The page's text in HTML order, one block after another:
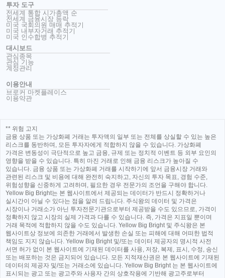
투자 도구
전세계 통합 시가총액 순
전세계 금융시장 등락
미국 국회의원 매매 추적기
미국 내부자거래 추적기
미국 인수합병 추적기
대시보드
관심종목
관심 기능
계정관리
이용안내
브로커 마켓플레이스
이용약관
** 위험 고지
금융 상품 또는 가상화폐 거래는 투자액의 일부 또는 전체를 상실할 수 있는 높은
리스크를 동반하며, 모든 투자자에게 적합하지 않을 수 있습니다. 가상화폐
가격은 변동성이 극단적으로 높고 금융, 규제 또는 정치적 이벤트 등 외부 요인의
영향을 받을 수 있습니다. 특히 마진 거래로 인해 금융 리스크가 높아질 수
있습니다. 금융 상품 또는 가상화폐 거래를 시작하기에 앞서 금융시장 거래와
관련된 리스크 및 비용에 대해 완전히 숙지하고, 자신의 투자 목표, 경험 수준,
위험성향을 신중하게 고려하며, 필요한 경우 전문가의 조언을 구해야 합니다.
Yellow Big Bright는 본 웹사이트에서 제공되는 데이터가 반드시 정확하거나
실시간이 아닐 수 있다는 점을 알려 드립니다. 주식왕의 데이터 및 가격은
시장이나 거래소가 아닌 투자전문기관으로부터 제공받을 수도 있으므로, 가격이
정확하지 않고 시장의 실제 가격과 다를 수 있습니다. 즉, 가격은 지표일 뿐이며
거래 목적에 적합하지 않을 수도 있습니다. Yellow Big Bright 및 주식왕은 본
웹사이트상 정보에 의존한 거래에서 발생한 손실 또는 피해에 대해 어떠한 법적
책임도 지지 않습니다. Yellow Big Bright 및/또는 데이터 제공자의 명시적 사전
서면 허가 없이 본 웹사이트에 기재된 데이터를 사용, 저장, 복제, 표시, 수정, 송신
또는 배포하는 것은 금지되어 있습니다. 모든 지적재산권은 본 웹사이트에 기재된
데이터의 제공자 및/또는 거래소에 있습니다. Yellow Big Bright 는 본 웹사이트에
표시되는 광고 또는 광고주와 사용자 간의 상호작용에 기반해 광고주로부터